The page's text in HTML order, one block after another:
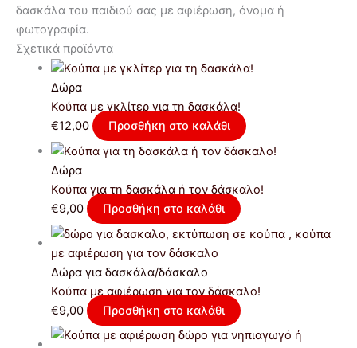
δασκάλα του παιδιού σας με αφιέρωση, όνομα ή
φωτογραφία.
Σχετικά προϊόντα
Δώρα
Κούπα με γκλίτερ για τη δασκάλα!
€12,00 Προσθήκη στο καλάθι
Δώρα
Κούπα για τη δασκάλα ή τον δάσκαλο!
€9,00 Προσθήκη στο καλάθι
Δώρα για δασκάλα/δάσκαλο
Κούπα με αφιέρωση για τον δάσκαλο!
€9,00 Προσθήκη στο καλάθι